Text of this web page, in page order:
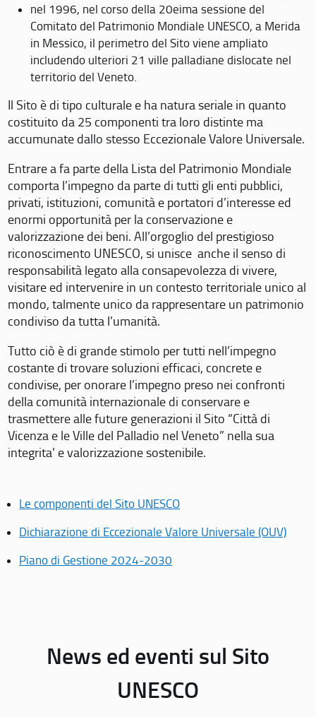
nel 1996, nel corso della 20eima sessione del
Comitato del Patrimonio Mondiale UNESCO, a Merida
in Messico, il perimetro del Sito viene ampliato
includendo ulteriori 21 ville palladiane dislocate nel
territorio del Veneto.
Il Sito è di tipo culturale e ha natura seriale in quanto
costituito da 25 componenti tra loro distinte ma
accumunate dallo stesso Eccezionale Valore Universale.
Entrare a fa parte della Lista del Patrimonio Mondiale
comporta l’impegno da parte di tutti gli enti pubblici,
privati, istituzioni, comunità e portatori d’interesse ed
enormi opportunità per la conservazione e
valorizzazione dei beni. All’orgoglio del prestigioso
riconoscimento UNESCO, si unisce anche il senso di
responsabilità legato alla consapevolezza di vivere,
visitare ed intervenire in un contesto territoriale unico al
mondo, talmente unico da rappresentare un patrimonio
condiviso da tutta l’umanità.
Tutto ciò è di grande stimolo per tutti nell’impegno
costante di trovare soluzioni efficaci, concrete e
condivise, per onorare l’impegno preso nei confronti
della comunità internazionale di conservare e
trasmettere alle future generazioni il Sito “Città di
Vicenza e le Ville del Palladio nel Veneto” nella sua
integrita’ e valorizzazione sostenibile.
Le componenti del Sito UNESCO
Dichiarazione di Eccezionale Valore Universale (OUV)
Piano di Gestione 2024-2030
News ed eventi sul Sito
UNESCO